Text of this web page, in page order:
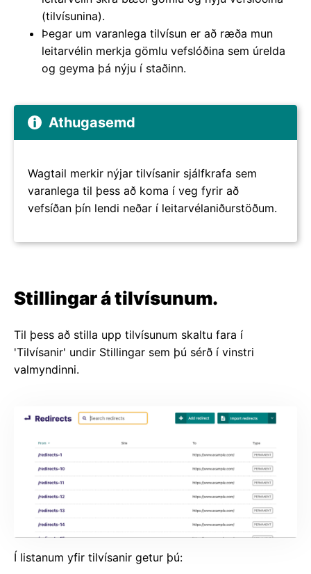
(tilvísunina).
Þegar um varanlega tilvísun er að ræða mun
leitarvélin merkja gömlu vefslóðina sem úrelda
og geyma þá nýju í staðinn.
Athugasemd
Wagtail merkir nýjar tilvísanir sjálfkrafa sem
varanlega til þess að koma í veg fyrir að
vefsíðan þín lendi neðar í leitarvélaniðurstöðum.
Stillingar á tilvísunum.
Til þess að stilla upp tilvísunum skaltu fara í
'Tilvísanir' undir Stillingar sem þú sérð í vinstri
valmyndinni.
Í listanum yfir tilvísanir getur þú: